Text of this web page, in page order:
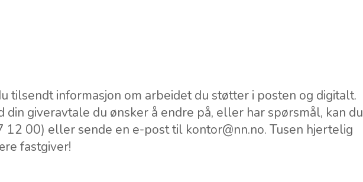
tilsendt informasjon om arbeidet du støtter i posten og digitalt.
din giveravtale du ønsker å endre på, eller har spørsmål, kan du
12 00) eller sende en e-post til kontor@nn.no. Tusen hjertelig
fastgiver!